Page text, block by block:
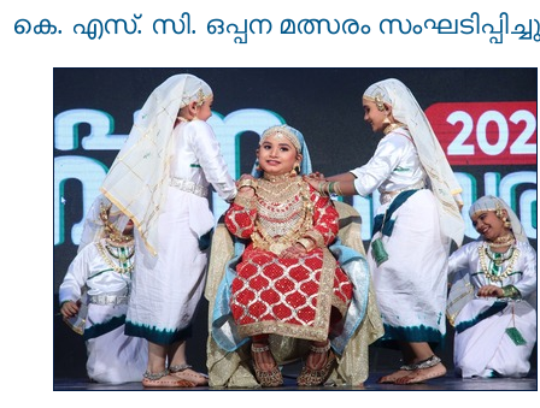
കെ. എസ്. സി. ഒപ്പന മത്സരം സംഘടിപ്പിച്ചു